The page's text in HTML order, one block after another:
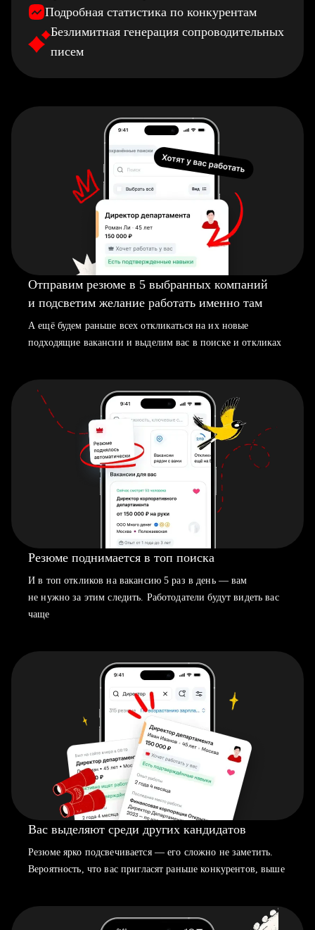
Подробная статистика по конкурентам
Безлимитная генерация сопроводительных
писем
Отправим резюме в 5 выбранных компаний
и подсветим желание работать именно там
А ещё будем раньше всех откликаться на их новые
подходящие вакансии и выделим вас в поиске и откликах
Резюме поднимается в топ поиска
И в топ откликов на вакансию 5 раз в день — вам
не нужно за этим следить. Работодатели будут видеть вас
чаще
Вас выделяют среди других кандидатов
Резюме ярко подсвечивается — его сложно не заметить.
Вероятность, что вас пригласят раньше конкурентов, выше